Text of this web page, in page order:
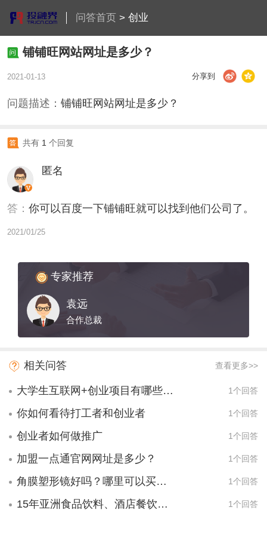
问答首页> 创业
铺铺旺网站网址是多少？
2021-01-13 分享到
问题描述： 铺铺旺网站网址是多少？
共有 1 个回复
匿名
答： 你可以百度一下铺铺旺就可以找到他们公司了。
2021/01/25
专家推荐
袁远
合作总裁
相关问答 查看更多>>
大学生互联网+创业项目有哪些项目？ 1个回答
你如何看待打工者和创业者 1个回答
创业者如何做推广 1个回答
加盟一点通官网网址是多少？ 1个回答
角膜塑形镜好吗？哪里可以买到？ 1个回答
15年亚洲食品饮料、酒店餐饮设备展是什么时候，在哪里举办的？ 1个回答